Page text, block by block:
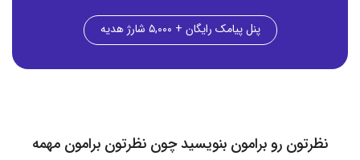
پنل پیامک رایگان + ۵,۰۰۰ شارژ هدیه
نظرتون رو برامون بنویسید چون نظرتون برامون مهمه